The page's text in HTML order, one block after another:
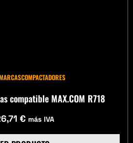
COMPACTADORES
compatible MAX.COM R718
€ más IVA